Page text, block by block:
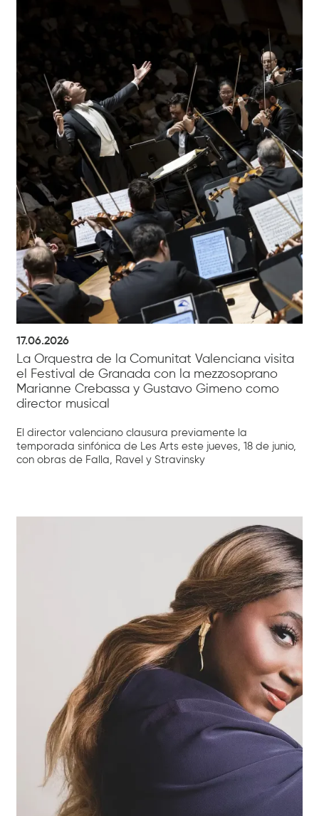
17.06.2026
La Orquestra de la Comunitat Valenciana visita
el Festival de Granada con la mezzosoprano
Marianne Crebassa y Gustavo Gimeno como
director musical
El director valenciano clausura previamente la
temporada sinfónica de Les Arts este jueves, 18 de junio,
con obras de Falla, Ravel y Stravinsky